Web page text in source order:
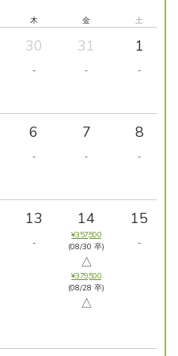
木 金 土
30
-
31
-
1
-
6
-
7
-
8
-
13
-
14
¥357,500
(08/30 卒)
△
¥379,500
(08/28 卒)
△
15
-